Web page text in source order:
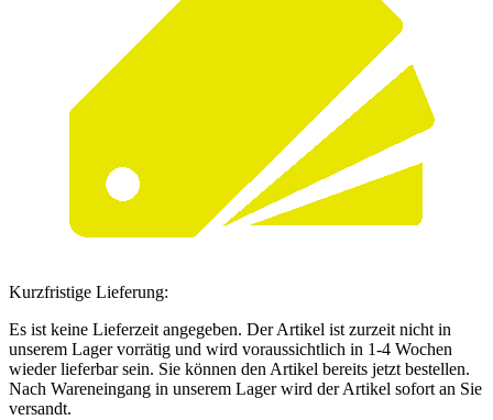
Kurzfristige Lieferung:
Es ist keine Lieferzeit angegeben. Der Artikel ist zurzeit nicht in
unserem Lager vorrätig und wird voraussichtlich in 1-4 Wochen
wieder lieferbar sein. Sie können den Artikel bereits jetzt bestellen.
Nach Wareneingang in unserem Lager wird der Artikel sofort an Sie
versandt.